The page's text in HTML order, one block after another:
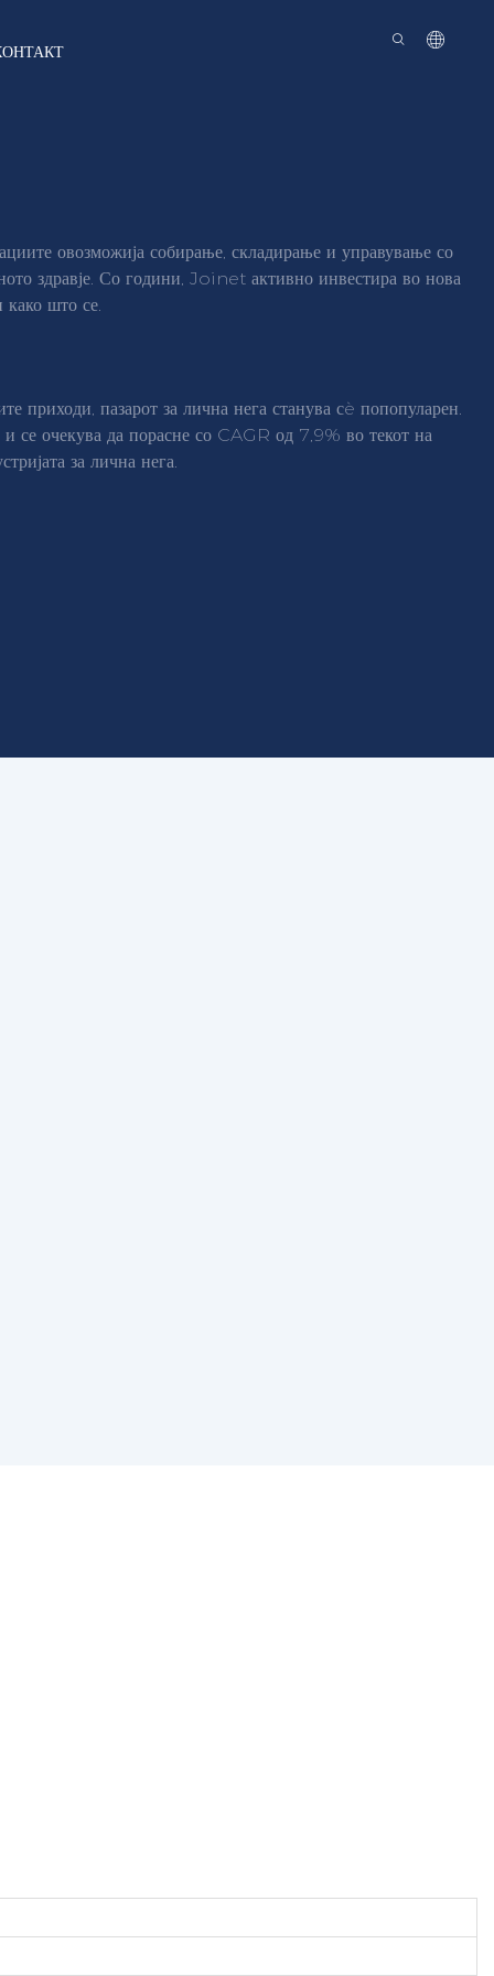
овозможија собирање, складирање и управување со
здравје. Со години, Joinet активно инвестира во нова
како што се.
приходи, пазарот за лична нега станува сè попопуларен.
се очекува да порасне со CAGR од 7,9% во текот на
за лична нега.